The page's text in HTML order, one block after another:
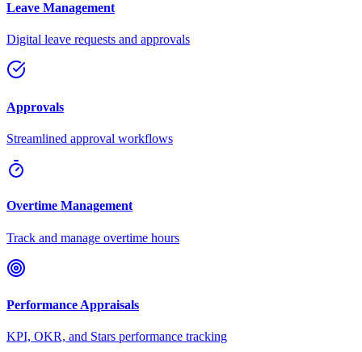
Leave Management
Digital leave requests and approvals
Approvals
Streamlined approval workflows
Overtime Management
Track and manage overtime hours
Performance Appraisals
KPI, OKR, and Stars performance tracking